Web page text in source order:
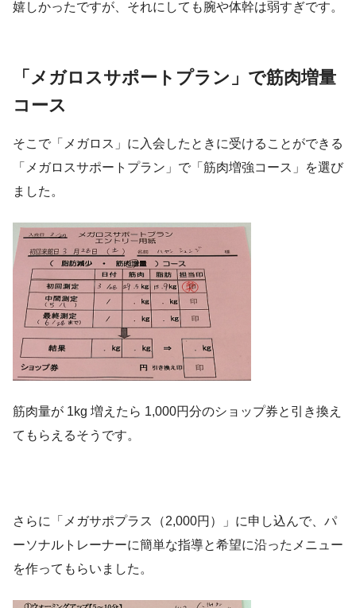
嬉しかったですが、それにしても腕や体幹は弱すぎです。
「メガロスサポートプラン」で筋肉増量
コース
そこで「メガロス」に入会したときに受けることができる
「メガロスサポートプラン」で「筋肉増強コース」を選び
ました。
筋肉量が 1kg 増えたら 1,000円分のショップ券と引き換え
てもらえるそうです。
さらに「メガサポプラス（2,000円）」に申し込んで、パ
ーソナルトレーナーに簡単な指導と希望に沿ったメニュー
を作ってもらいました。